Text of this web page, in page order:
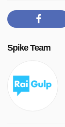
Spike Team